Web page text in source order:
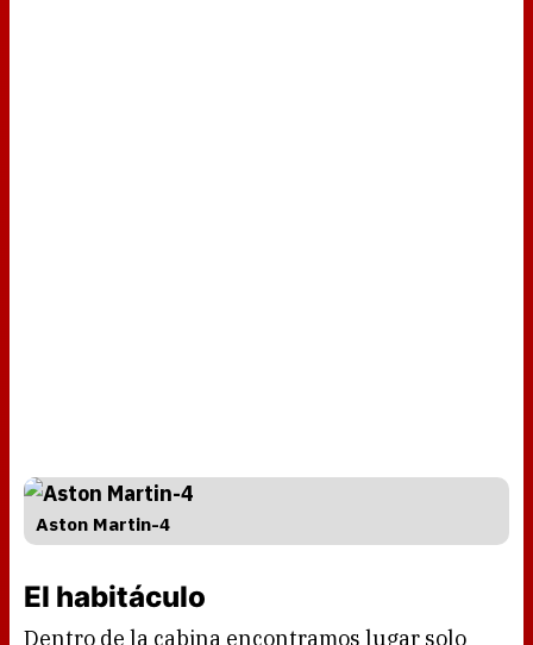
Aston Martin-4
El habitáculo
Dentro de la cabina encontramos lugar solo